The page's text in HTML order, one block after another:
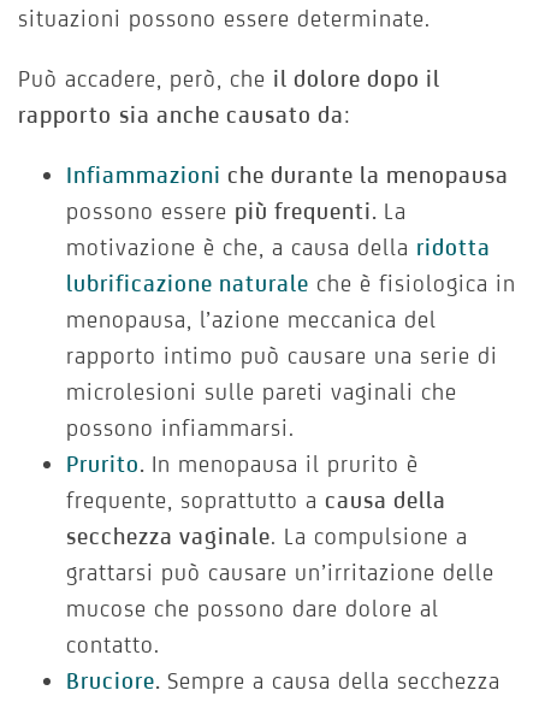
situazioni possono essere determinate.
Può accadere, però, che il dolore dopo il
rapporto sia anche causato da:
Infiammazioni che durante la menopausa
possono essere più frequenti. La
motivazione è che, a causa della ridotta
lubrificazione naturale che è fisiologica in
menopausa, l’azione meccanica del
rapporto intimo può causare una serie di
microlesioni sulle pareti vaginali che
possono infiammarsi.
Prurito. In menopausa il prurito è
frequente, soprattutto a causa della
secchezza vaginale. La compulsione a
grattarsi può causare un’irritazione delle
mucose che possono dare dolore al
contatto.
Bruciore. Sempre a causa della secchezza